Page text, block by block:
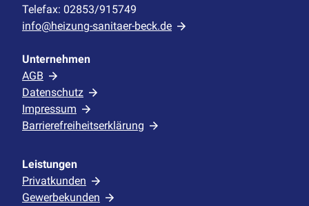
Telefax: 02853/915749
info@heizung-sanitaer-beck.de
Unternehmen
AGB
Datenschutz
Impressum
Barrierefreiheitserklärung
Leistungen
Privatkunden
Gewerbekunden